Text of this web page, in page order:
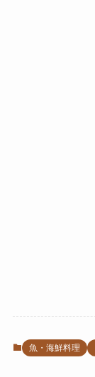
魚・海鮮料理